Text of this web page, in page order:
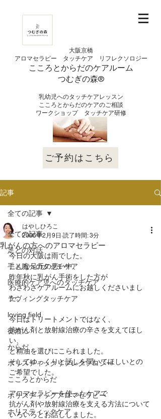
大阪京橋
アロマセラピー タッチケア
リフレクソロジー
こころとからだのケアルーム
つむぎの​森®︎
​乳幼児へのタッチケアレッスン
こころとからだのケアのご相談
​ワークショップ タッチケア研修
ご予約はこちら
記事
全ての記事
足との対話
手と腕へのタッチケア
医療的ケア児へのタッチケア
ラヴィングタッチケア
loving field
徒然に
からだ
ホリスティックリフレクソロジー
こころとからだ
ホリスティックアロマセラピー
ホリスティックケア
全ての記事
乳がんの方へのアロマセラピー
はやしひろこ
2006年2月9日 読了時間: 3分
今日の大阪は雨でした。
こんな足元の悪い中、
昨年秋に乳がん手術をした方が
わざわざケアルームにお越しくださいまし
た。
今日はトリートメントではなく、
抗がん剤と放射線治療の辛さを支えてほし
い、
と精油を選びにこられました。
そしてゆっくりと話しを聞いてほしいとの
ご希望でした。
アロマセラピーを使ったケアで
抗がん剤や放射線治療を支える方法について
いろいろとお話ししました。